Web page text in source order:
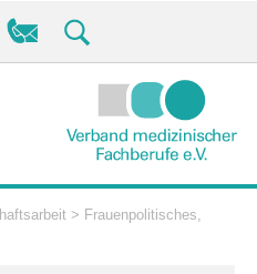
> Frauenpolitisches,